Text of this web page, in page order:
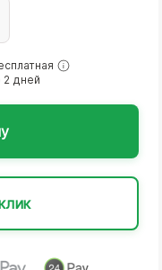
2 дней